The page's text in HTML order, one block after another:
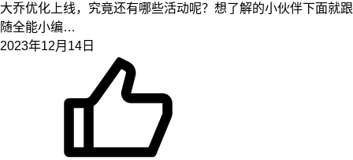
大乔优化上线，究竟还有哪些活动呢？想了解的小伙伴下面就跟
随全能小编…
2023年12月14日